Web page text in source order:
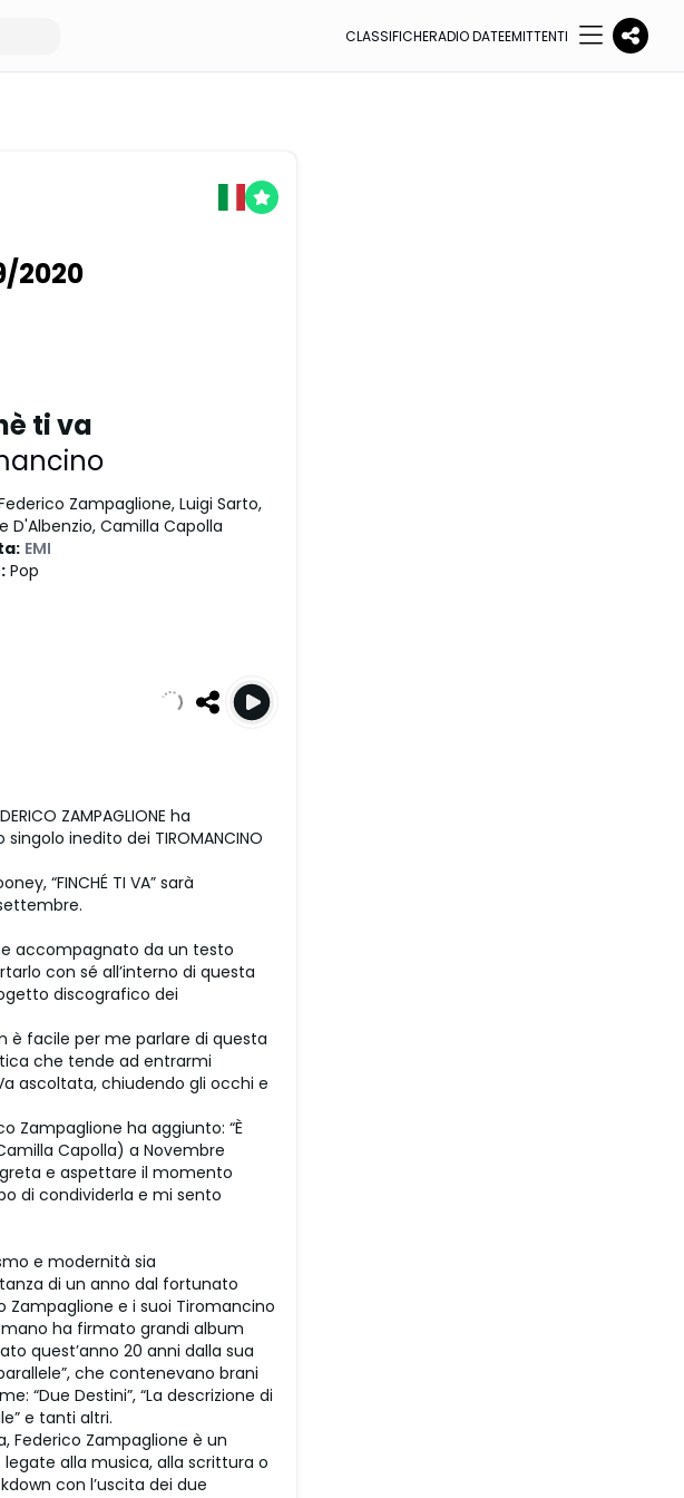
CLASSIFICHERADIO DATEEMITTENTI
2020
ti va
Zampaglione, Luigi Sarto,
D'Albenzio, Camilla Capolla
: EMI
: Pop
ZAMPAGLIONE ha
inedito dei TIROMANCINO
“FINCHÉ TI VA” sarà
accompagnato da un testo
con sé all’interno di questa
discografico dei
è facile per me parlare di questa
che tende ad entrarmi
ascoltata, chiudendo gli occhi e
Zampaglione ha aggiunto: “È
Capolla) a Novembre
e aspettare il momento
di condividerla e mi sento
e modernità sia
di un anno dal fortunato
Zampaglione e i suoi Tiromancino
ha firmato grandi album
quest’anno 20 anni dalla sua
che contenevano brani
“Due Destini”, “La descrizione di
e tanti altri.
Federico Zampaglione è un
alla musica, alla scrittura o
con l’uscita dei due